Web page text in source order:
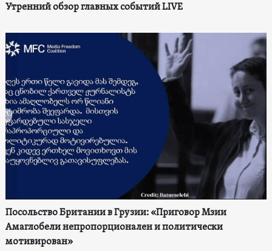
Утренний обзор главных событий LIVE
Посольство Британии в Грузии: «Приговор Мзии
Амаглобели непропорционален и политически
мотивирован»